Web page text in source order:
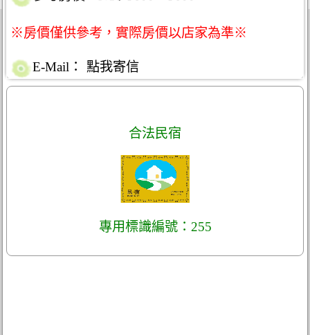
※房價僅供參考，實際房價以店家為準※
E-Mail： 點我寄信
合法民宿
專用標識編號：255